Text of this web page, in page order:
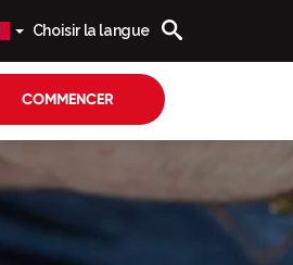
Choisir la langue
COMMENCER